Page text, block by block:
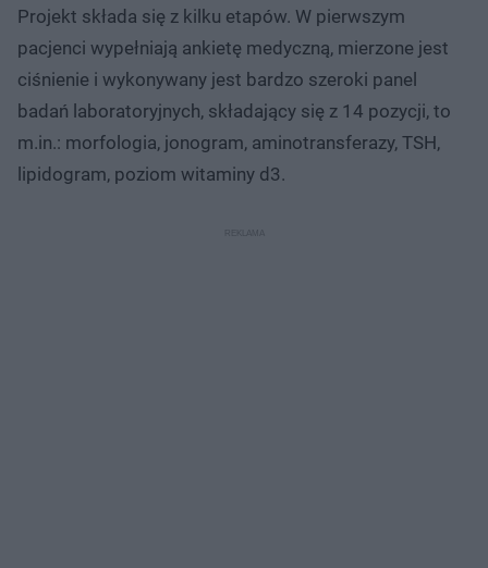
Projekt składa się z kilku etapów. W pierwszym
pacjenci wypełniają ankietę medyczną, mierzone jest
ciśnienie i wykonywany jest bardzo szeroki panel
badań laboratoryjnych, składający się z 14 pozycji, to
m.in.: morfologia, jonogram, aminotransferazy, TSH,
lipidogram, poziom witaminy d3.